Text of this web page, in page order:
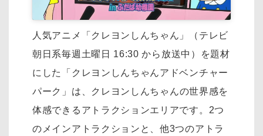
人気アニメ「クレヨンしんちゃん」（テレビ
朝日系毎週土曜日 16:30 から放送中）を題材
にした「クレヨンしんちゃんアドベンチャー
パーク」は、
クレヨンしんちゃんの世界感を
体感できるアトラクションエリアです。 2つ
のメインアトラクションと、他3つのアトラ